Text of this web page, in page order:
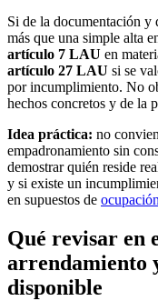
Si de la documentación y
más que una simple alta
artículo 7 LAU en
artículo 27 LAU si se
por incumplimiento. No
hechos concretos y de la
Idea práctica: no
empadronamiento sin
demostrar quién reside
y si existe un
en supuestos de
Qué revisar en
arrendamiento
disponible